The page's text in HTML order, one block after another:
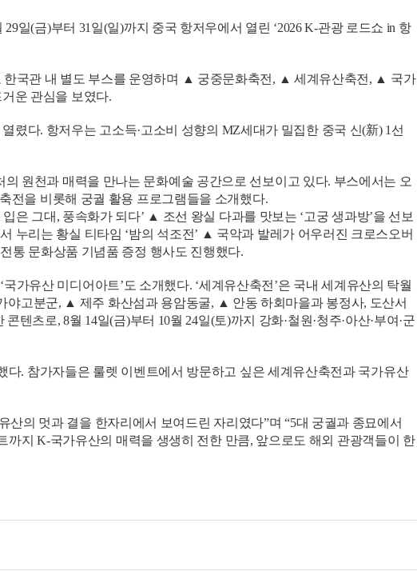
일(금)부터 31일(일)까지 중국 항저우에서 열린 ‘2026 K-관광 로드쇼 in 항
한국관 내 별도 부스를 운영하며 ▲ 궁중문화축전, ▲ 세계유산축전, ▲ 국가
운 관심을 보였다.
렸다. 항저우는 고소득·고소비 성향의 MZ세대가 밀집한 중국 신(新) 1선
원천과 매력을 만나는 문화예술 공간으로 선보이고 있다. 부스에서는 오
전을 비롯해 궁궐 활용 프로그램들을 소개했다.
그대, 풍속화가 되다’ ▲ 조선 왕실 다과를 맛보는 ‘고궁 생과방’을 선보
누리는 황실 티타임 ‘밤의 석조전’ ▲ 국악과 발레가 어우러진 크로스오버
통 문화상품 기념품 증정 행사도 진행했다.
가유산 미디어아트’도 소개했다. ‘세계유산축전’은 국내 세계유산의 탁월
야고분군, ▲ 제주 화산섬과 용암동굴, ▲ 안동 하회마을과 봉정사, 도산서
츠로, 8월 14일(금)부터 10월 24일(토)까지 강화·철원·청주·아산·부여·군
다. 참가자들은 룰렛 이벤트에서 방문하고 싶은 세계유산축전과 국가유산
의 멋과 결을 한자리에서 보여드린 자리였다”며 “5대 궁궐과 종묘에서
지 K-국가유산의 매력을 생생히 전한 만큼, 앞으로도 해외 관광객들이 한